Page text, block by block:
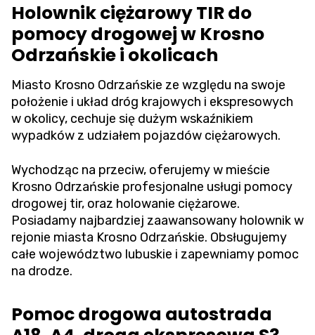
Holownik ciężarowy TIR do
pomocy drogowej w Krosno
Odrzańskie i okolicach
Miasto Krosno Odrzańskie ze względu na swoje
położenie i układ dróg krajowych i ekspresowych
w okolicy, cechuje się dużym wskaźnikiem
wypadków z udziałem pojazdów ciężarowych.
Wychodząc na przeciw, oferujemy w mieście
Krosno Odrzańskie profesjonalne usługi pomocy
drogowej tir, oraz holowanie ciężarowe.
Posiadamy najbardziej zaawansowany holownik w
rejonie miasta Krosno Odrzańskie. Obsługujemy
całe województwo lubuskie i zapewniamy pomoc
na drodze.
Pomoc drogowa autostrada